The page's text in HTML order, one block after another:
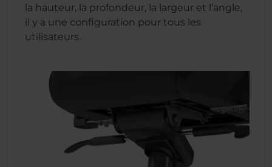
la hauteur, la profondeur, la largeur et l’angle,
il y a une configuration pour tous les
utilisateurs.